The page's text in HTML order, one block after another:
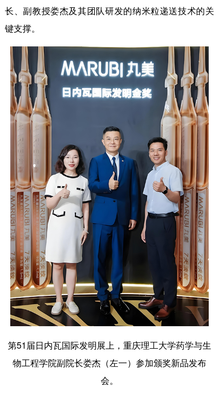
长、副教授娄杰及其团队研发的纳米粒递送技术的关
键支撑。
第51届日内瓦国际发明展上，重庆理工大学药学与生
物工程学院副院长娄杰（左一）参加颁奖新品发布
会。